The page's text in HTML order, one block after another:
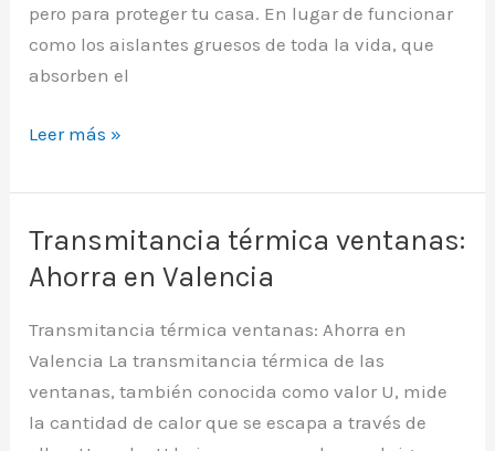
pero para proteger tu casa. En lugar de funcionar
como los aislantes gruesos de toda la vida, que
absorben el
Aislantes
reflexivos
para
ganar
espacio
confort
Valencia
Leer más »
Transmitancia térmica ventanas:
Ahorra en Valencia
Transmitancia térmica ventanas: Ahorra en
Valencia La transmitancia térmica de las
ventanas, también conocida como valor U, mide
la cantidad de calor que se escapa a través de